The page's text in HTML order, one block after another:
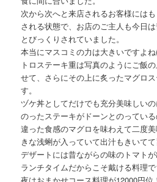
次から次へと来店されるお客様には
される状態で、お店のご主人も今日
とびっくりされていました。
本当にマスコミの力は大きいですよね
トロステーキ重は写真のようにご飯
せて、さらにその上に炙ったマグロ
す。
ヅケ丼としてだけでも充分美味しい
のったステーキがドーンとのっている
違った食感のマグロを味わえて二度
きな浅蜊が入っていて出汁もきいてて
デザートには昔ながらの味のトマトが
ランチタイムだからこそ戴ける料理